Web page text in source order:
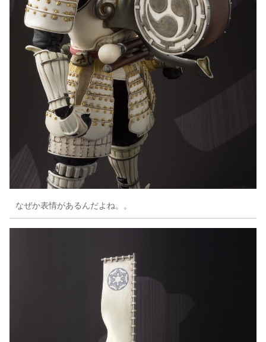
なぜか表情があるんだよね。。